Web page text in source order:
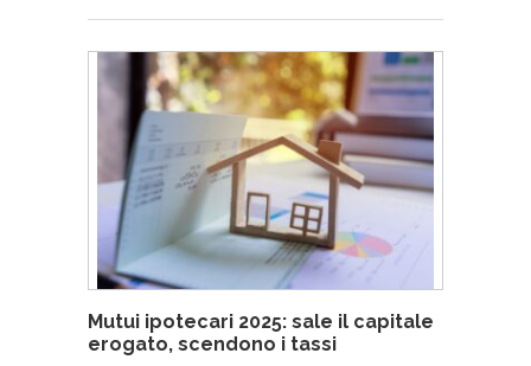
Mutui ipotecari 2025: sale il capitale
erogato, scendono i tassi